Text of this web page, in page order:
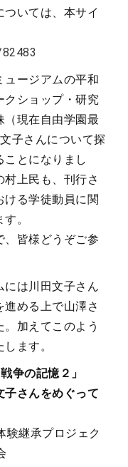
いては、本サイ
ュージアムの平和
クショップ・研究
（現在自由学園最
子さんについて探
とになりまし
上民も、刊行さ
ける学徒動員に関
。
、皆様どうぞご参
には川田文子さん
める上で山澤さ
加えてこのよう
ます。
争の記憶２」
子さんをめぐって
験継承プロジェク